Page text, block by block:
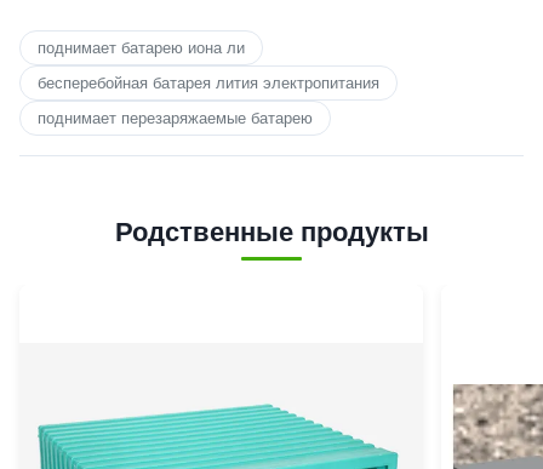
поднимает батарею иона ли
бесперебойная батарея лития электропитания
поднимает перезаряжаемые батарею
Родственные продукты